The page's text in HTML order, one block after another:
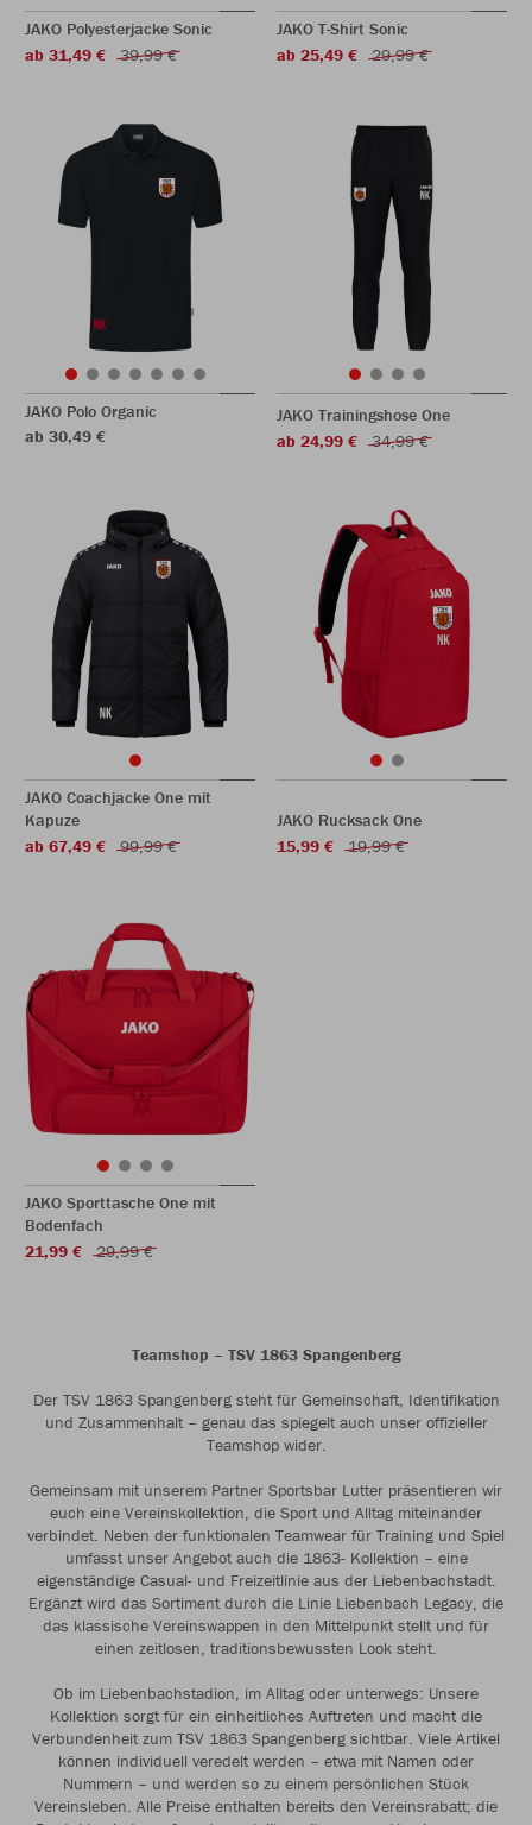
JAKO Polyesterjacke Sonic
ab 31,49 €
39,99 €
JAKO T-Shirt Sonic
ab 25,49 €
29,99 €
JAKO Polo Organic
ab 30,49 €
JAKO Trainingshose One
ab 24,99 €
34,99 €
JAKO Coachjacke One mit
Kapuze
ab 67,49 €
99,99 €
JAKO Rucksack One
15,99 €
19,99 €
JAKO Sporttasche One mit
Bodenfach
21,99 €
29,99 €
Teamshop – TSV 1863 Spangenberg
Der TSV 1863 Spangenberg steht für Gemeinschaft, Identifikation
und Zusammenhalt – genau das spiegelt auch unser offizieller
Teamshop wider.
Gemeinsam mit unserem Partner Sportsbar Lutter präsentieren wir
euch eine Vereinskollektion, die Sport und Alltag miteinander
verbindet. Neben der funktionalen Teamwear für Training und Spiel
umfasst unser Angebot auch die 1863- Kollektion – eine
eigenständige Casual- und Freizeitlinie aus der Liebenbachstadt.
Ergänzt wird das Sortiment durch die Linie Liebenbach Legacy, die
das klassische Vereinswappen in den Mittelpunkt stellt und für
einen zeitlosen, traditionsbewussten Look steht.
Ob im Liebenbachstadion, im Alltag oder unterwegs: Unsere
Kollektion sorgt für ein einheitliches Auftreten und macht die
Verbundenheit zum TSV 1863 Spangenberg sichtbar. Viele Artikel
können individuell veredelt werden – etwa mit Namen oder
Nummern – und werden so zu einem persönlichen Stück
Vereinsleben. Alle Preise enthalten bereits den Vereinsrabatt; die